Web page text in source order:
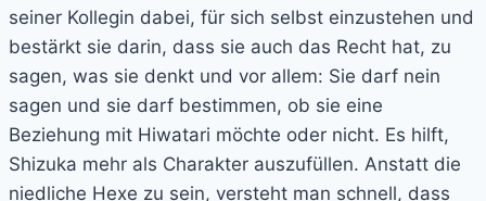
seiner Kollegin dabei, für sich selbst einzustehen und
bestärkt sie darin, dass sie auch das Recht hat, zu
sagen, was sie denkt und vor allem: Sie darf nein
sagen und sie darf bestimmen, ob sie eine
Beziehung mit Hiwatari möchte oder nicht. Es hilft,
Shizuka mehr als Charakter auszufüllen. Anstatt die
niedliche Hexe zu sein, versteht man schnell, dass